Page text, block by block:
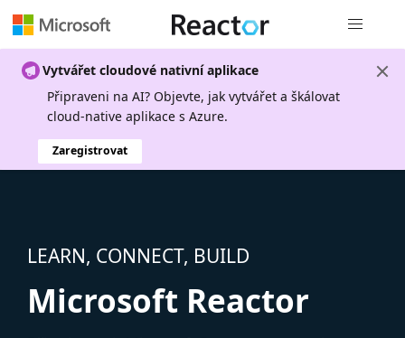
Vytvářet cloudové nativní aplikace
Připraveni na AI? Objevte, jak vytvářet a škálovat
cloud-native aplikace s Azure.
Zaregistrovat
LEARN, CONNECT, BUILD
Microsoft Reactor